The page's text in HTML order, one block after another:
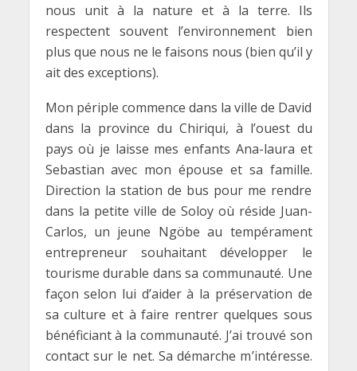
nous unit à la nature et à la terre. Ils
respectent souvent l’environnement bien
plus que nous ne le faisons nous (bien qu’il y
ait des exceptions).
Mon périple commence dans la ville de David
dans la province du Chiriqui, à l’ouest du
pays où je laisse mes enfants Ana-laura et
Sebastian avec mon épouse et sa famille.
Direction la station de bus pour me rendre
dans la petite ville de Soloy où réside Juan-
Carlos, un jeune Ngöbe au tempérament
entrepreneur souhaitant développer le
tourisme durable dans sa communauté. Une
façon selon lui d’aider à la préservation de
sa culture et à faire rentrer quelques sous
bénéficiant à la communauté. J’ai trouvé son
contact sur le net. Sa démarche m’intéresse.